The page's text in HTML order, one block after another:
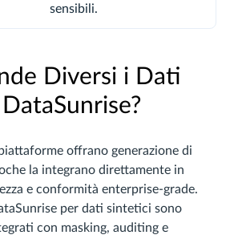
sensibili.
Diversi i Dati
offrano generazione di
la integrano direttamente in
e conformità enterprise-grade.
per dati sintetici sono
con masking, auditing e